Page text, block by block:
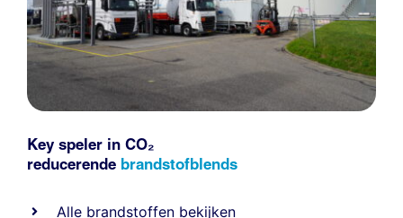
Key speler in CO₂
reducerende brandstofblends
Alle brandstoffen bekijken